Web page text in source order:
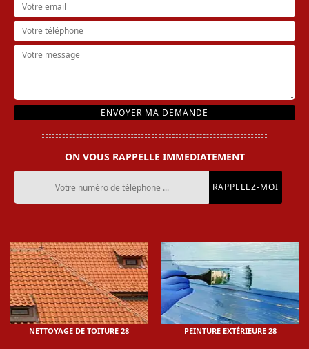
ON VOUS RAPPELLE IMMEDIATEMENT
NETTOYAGE DE TOITURE 28 PEINTURE EXTÉRIEURE 28